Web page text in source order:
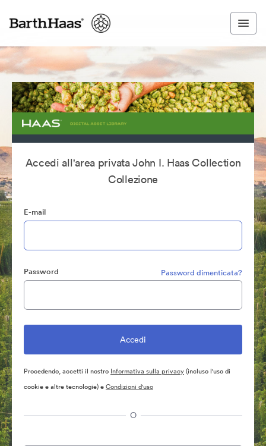
Accedi all'area privata John I. Haas Collection
Collezione
E-mail
Password Password dimenticata?
Procedendo, accetti il nostro Informativa sulla privacy(incluso l'uso di
cookie e altre tecnologie) eCondizioni d'uso
O